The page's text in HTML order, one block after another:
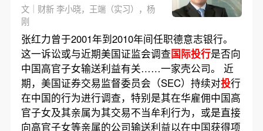
文｜财新 李小晓，王端（实习），杨
刚
张红力曾于2001年到2010年间任职德意志银行。
这一诉讼或与近期美国证监会调查国际投行是否向
中国高官子女输送利益有关……一家壳公司。 近
期，美国证券交易监督委员会（SEC）持续对投行
在中国的行为进行调查，特别是其在华雇佣中国高
官子女及其亲属为其交易不当牟利行为，或是直接
向高官子女等亲属的公司输送利益以在中国获得项